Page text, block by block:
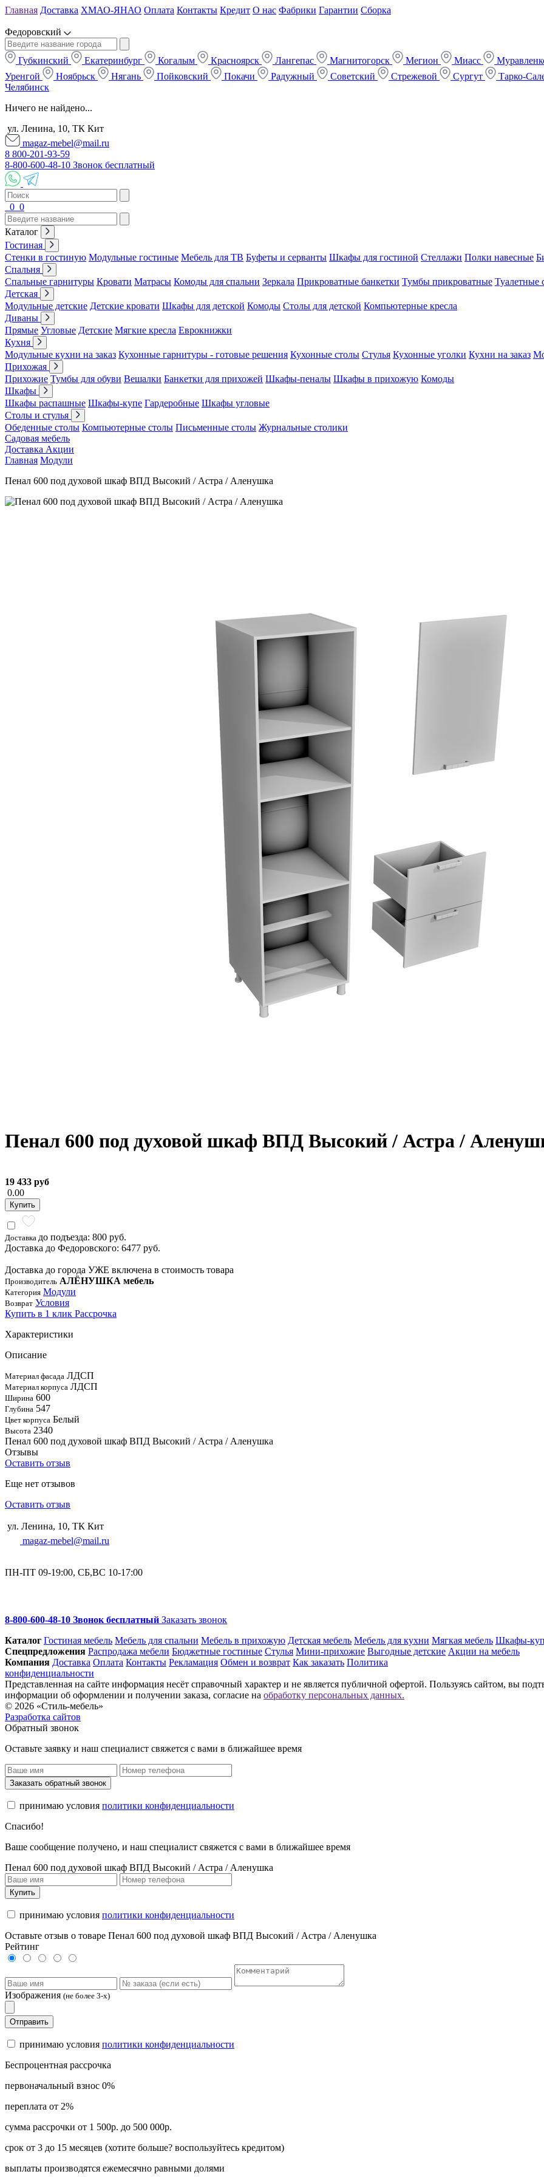
Главная Доставка ХМАО-ЯНАО Оплата Контакты Кредит О нас Фабрики Гарантии Сборка
Федоровский
Губкинский Екатеринбург Когалым Красноярск Лангепас Магнитогорск Мегион Миасс
Уренгой
Ноябрьск Нягань Пойковский Покачи Радужный Советский Стрежевой Сургут
Тарко-
Челябинск
Ничего не найдено...
ул. Ленина, 10, ТК Кит
magaz-mebel@mail.ru
8 800-201-93-59
8-800-600-48-10 Звонок бесплатный
0 0
Каталог
Гостиная
Стенки в гостиную Модульные гостиные Мебель для ТВ Буфеты и серванты Шкафы для гостиной Стеллажи Полки навесные
Спальня
Спальные гарнитуры Кровати Матрасы Комоды для спальни Зеркала Прикроватные банкетки Тумбы прикроватные Туалетные
Детская
Модульные детские Детские кровати Шкафы для детской Комоды Столы для детской Компьютерные кресла
Диваны
Прямые Угловые Детские Мягкие кресла Еврокнижки
Кухня
Модульные кухни на заказ Кухонные гарнитуры - готовые решения Кухонные столы Стулья Кухонные уголки Кухни на заказ
Прихожая
Прихожие Тумбы для обуви Вешалки Банкетки для прихожей Шкафы-пеналы Шкафы в прихожую Комоды
Шкафы
Шкафы распашные Шкафы-купе Гардеробные Шкафы угловые
Столы и стулья
Обеденные столы Компьютерные столы Письменные столы Журнальные столики
Садовая мебель
Доставка Акции
Главная Модули
Пенал 600 под духовой шкаф ВПД Высокий / Астра / Аленушка
Пенал 600 под духовой шкаф ВПД Высокий / Астра /
19 433 руб
0.00
Купить
Доставка до подъезда: 800 руб.
Доставка до Федоровского: 6477 руб.
Доставка до города УЖЕ включена в стоимость товара
Производитель АЛЁНУШКА мебель
Категория Модули
Возврат Условия
Купить в 1 клик Рассрочка
Характеристики
Описание
Материал фасада ЛДСП
Материал корпуса ЛДСП
Ширина 600
Глубина 547
Цвет корпуса Белый
Высота 2340
Пенал 600 под духовой шкаф ВПД Высокий / Астра / Аленушка
Отзывы
Оставить отзыв
Еще нет отзывов
Оставить отзыв
ул. Ленина, 10, ТК Кит
magaz-mebel@mail.ru
ПН-ПТ 09-19:00, СБ,ВС 10-17:00
8-800-600-48-10 Звонок бесплатный Заказать звонок
Каталог Гостиная мебель Мебель для спальни Мебель в прихожую Детская мебель Мебель для кухни Мягкая мебель Шкафы-
Спец­предложения Распродажа мебели Бюджетные гостиные Стулья Мини-прихожие Выгодные детские Акции на мебель
Компания Доставка Оплата Контакты Рекламация Обмен и возврат Как заказать Политика
конфиденциальности
Представленная на сайте информация несёт справочный характер и не является публичной офертой. Пользуясь сайтом, вы
информации об оформлении и получении заказа, согласие на обработку персональных данных.
© 2026 «Стиль-мебель»
Разработка сайтов
Обратный звонок
Оставьте заявку и наш специалист свяжется с вами в ближайшее время
Заказать обратный звонок
принимаю условия политики конфиденциальности
Спасибо!
Ваше сообщение получено, и наш специалист свяжется с вами в ближайшее время
Пенал 600 под духовой шкаф ВПД Высокий / Астра / Аленушка
Купить
принимаю условия политики конфиденциальности
Оставьте отзыв о товаре Пенал 600 под духовой шкаф ВПД Высокий / Астра / Аленушка
Рейтинг
Изображения (не более 3-х)
Отправить
принимаю условия политики конфиденциальности
Беспроцентная рассрочка
первоначальный взнос 0%
переплата от 2%
сумма рассрочки от 1 500р. до 500 000р.
срок от 3 до 15 месяцев (хотите больше? воспользуйтесь кредитом)
выплаты производятся ежемесячно равными долями